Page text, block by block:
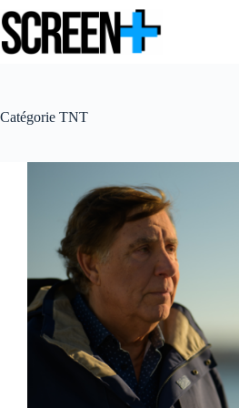
au
contenu
Catégorie TNT